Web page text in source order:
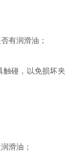
有润滑油；
碰，以免损坏夹
滑油；